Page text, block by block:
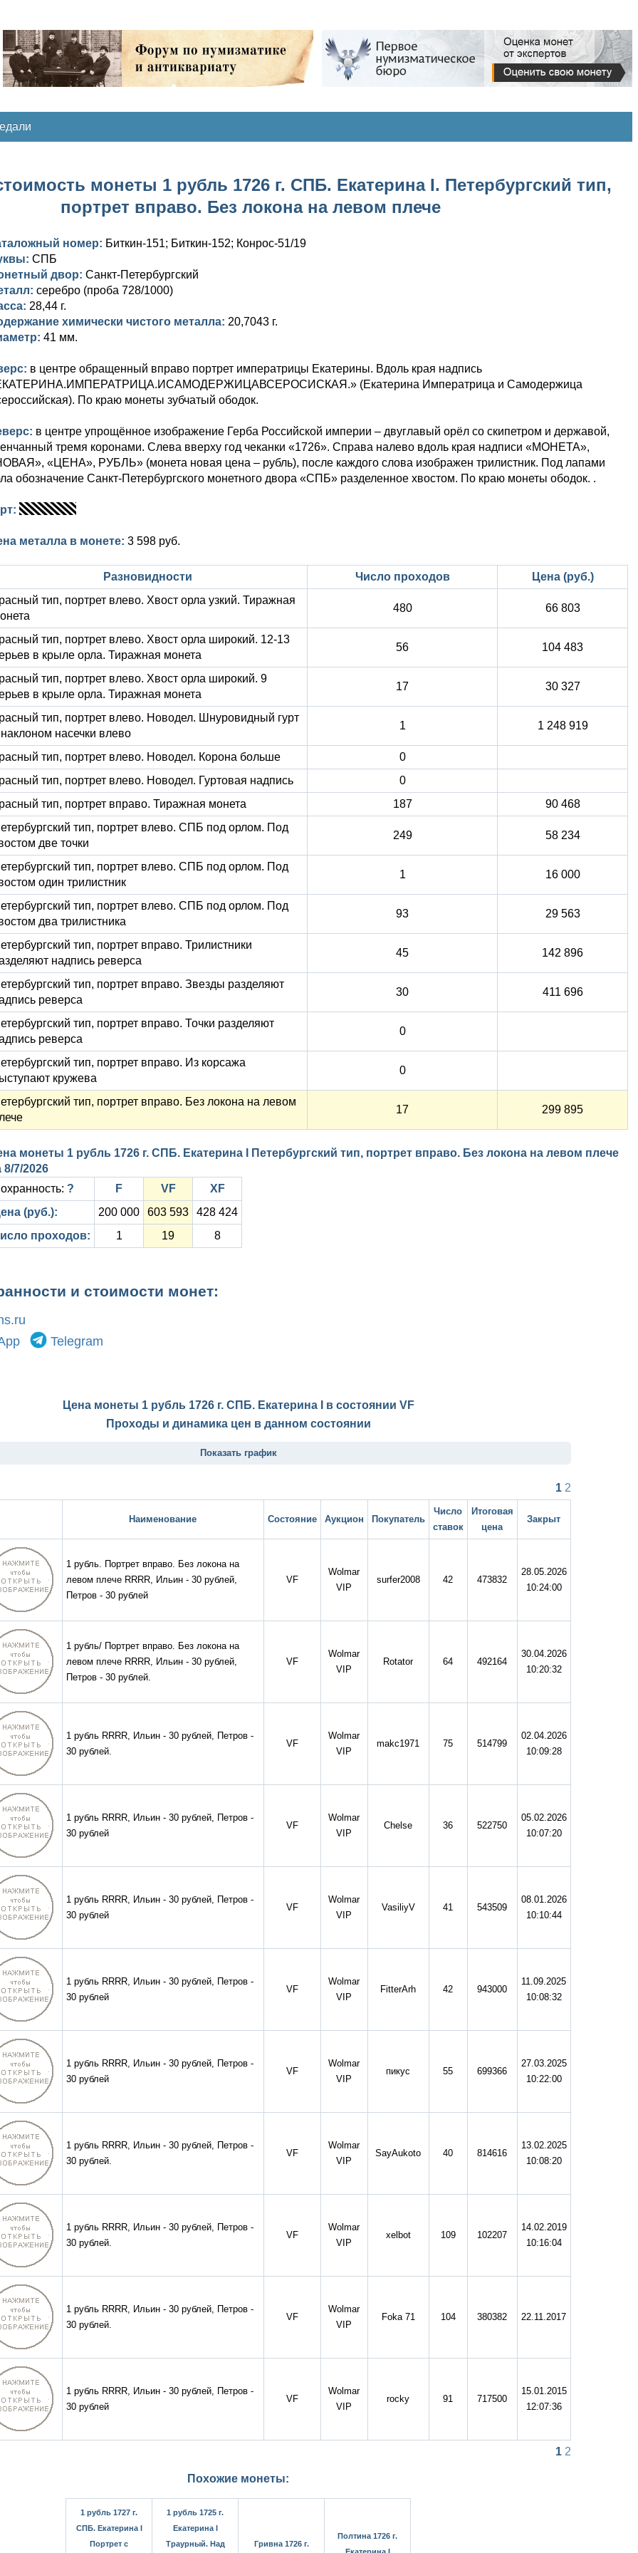
монеты 1 рубль 1726 г. СПБ. Екатерина I. Петербургский тип,
портрет вправо. Без локона на левом плече
номер: Биткин-151; Биткин-152; Конрос-51/19
СПБ
двор: Санкт-Петербургский
серебро (проба 728/1000)
28,44 г.
химически чистого металла: 20,7043 г.
41 мм.
в центре обращенный вправо портрет императрицы Екатерины. Вдоль края надпись
(Екатерина Императрица и Самодержица
По краю монеты зубчатый ободок.
в центре упрощённое изображение Герба Российской империи – двуглавый орёл со скипетром и державой,
тремя коронами. Слева вверху год чеканки «1726». Справа налево вдоль края надписи «МОНЕТА»,
«ЦЕНА», РУБЛЬ» (монета новая цена – рубль), после каждого слова изображен трилистник. Под лапами
обозначение Санкт-Петербургского монетного двора «СПБ» разделенное хвостом. По краю монеты ободок. .
металла в монете: 3 598 руб.
Разновидности Число проходов
Цена (руб.)
тип, портрет влево. Хвост орла узкий. Тиражная
480 66 803
тип, портрет влево. Хвост орла широкий. 12-13
в крыле орла. Тиражная монета
56 104 483
тип, портрет влево. Хвост орла широкий. 9
в крыле орла. Тиражная монета
17 30 327
тип, портрет влево. Новодел. Шнуровидный гурт
насечки влево
1 1 248 919
тип, портрет влево. Новодел. Корона больше
0
тип, портрет влево. Новодел. Гуртовая надпись
0
тип, портрет вправо. Тиражная монета
187
90 468
тип, портрет влево. СПБ под орлом. Под
две точки
249 58 234
тип, портрет влево. СПБ под орлом. Под
один трилистник
1 16 000
тип, портрет влево. СПБ под орлом. Под
два трилистника
93 29 563
тип, портрет вправо. Трилистники
надпись реверса
45 142 896
тип, портрет вправо. Звезды разделяют
реверса
30 411 696
тип, портрет вправо. Точки разделяют
реверса
0
тип, портрет вправо. Из корсажа
кружева
0
тип, портрет вправо. Без локона на левом
17 299 895
монеты 1 рубль 1726 г. СПБ. Екатерина I Петербургский тип, портрет вправо. Без локона на левом плече
8/7/2026
? F VF
XF
(руб.):
200 000 603 593
428 424
проходов:
1 19 8
и стоимости монет:
Telegram
Цена монеты 1 рубль 1726 г. СПБ. Екатерина I в состоянии VF
Проходы и динамика цен в данном состоянии
Показать график
1 2
Наименование Состояние Аукцион Покупатель
Число
ставок
Итоговая
цена
Закрыт
1 рубль. Портрет вправо. Без локона на
левом плече RRRR, Ильин - 30 рублей,
Петров - 30 рублей
VF
Wolmar
VIP
surfer2008 42 473832
28.05.2026
10:24:00
1 рубль/ Портрет вправо. Без локона на
левом плече RRRR, Ильин - 30 рублей,
Петров - 30 рублей.
VF
Wolmar
VIP
Rotator 64 492164
30.04.2026
10:20:32
1 рубль RRRR, Ильин - 30 рублей, Петров -
30 рублей.
VF
Wolmar
VIP
makc1971 75 514799
02.04.2026
10:09:28
1 рубль RRRR, Ильин - 30 рублей, Петров -
30 рублей
VF
Wolmar
VIP
Chelse 36 522750
05.02.2026
10:07:20
1 рубль RRRR, Ильин - 30 рублей, Петров -
30 рублей
VF
Wolmar
VIP
VasiliyV 41 543509
08.01.2026
10:10:44
1 рубль RRRR, Ильин - 30 рублей, Петров -
30 рублей
VF
Wolmar
VIP
FitterArh 42 943000
11.09.2025
10:08:32
1 рубль RRRR, Ильин - 30 рублей, Петров -
30 рублей
VF
Wolmar
VIP
пикус 55 699366
27.03.2025
10:22:00
1 рубль RRRR, Ильин - 30 рублей, Петров -
30 рублей.
VF
Wolmar
VIP
SayAukoto 40 814616
13.02.2025
10:08:20
1 рубль RRRR, Ильин - 30 рублей, Петров -
30 рублей.
VF
Wolmar
VIP
xelbot 109 102207
14.02.2019
10:16:04
1 рубль RRRR, Ильин - 30 рублей, Петров -
30 рублей.
VF
Wolmar
VIP
Foka 71 104 380382 22.11.2017
1 рубль RRRR, Ильин - 30 рублей, Петров -
30 рублей
VF
Wolmar
VIP
rocky 91 717500
15.01.2015
12:07:36
1 2
Похожие монеты:
1 рубль 1727 г.
СПБ. Екатерина I
Портрет с
1 рубль 1725 г.
Екатерина I
Траурный. Над
Гривна 1726 г.
Полтина 1726 г.